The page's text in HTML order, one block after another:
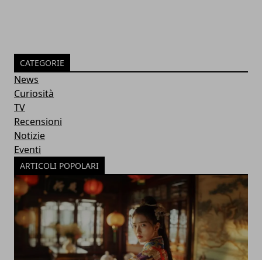
CATEGORIE
News
Curiosità
TV
Recensioni
Notizie
Eventi
ARTICOLI POPOLARI